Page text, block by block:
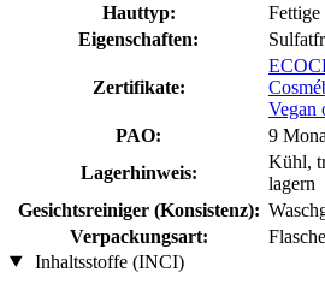
Hauttyp:
Eigenschaften:
Zertifikate:
Vegan
PAO:
9
Lagerhinweis:
Kühl,
lagern
Gesichtsreiniger (Konsistenz):
Verpackungsart:
Flasche
Inhaltsstoffe (INCI)